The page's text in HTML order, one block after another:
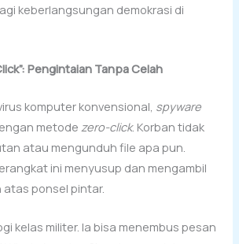
keberlangsungan demokrasi di
Pengintaian Tanpa Celah
komputer konvensional, spyware
metode zero-click. Korban tidak
atau mengunduh file apa pun.
ini menyusup dan mengambil
atas ponsel pintar.
kelas militer. Ia bisa menembus pesan